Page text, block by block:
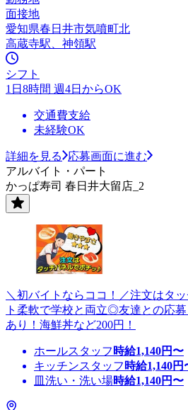
面接地
愛知県春日井市気噴町北
高蔵寺駅、神領駅
シフト
1日8時間 週4日からOK
交通費支給
未経験OK
詳細を見る
応募画面に進む
アルバイト・パート
かっぱ寿司 春日井大留店_2
＼初バイトならココ！／注文はタ
ト柔軟で学校と両立◎友達との応
あり！海鮮丼など200円！
ホールスタッフ 時給1,140円〜
キッチンスタッフ 時給1,140円
皿洗い・洗い場時給1,140円〜